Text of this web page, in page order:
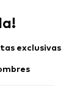
exclusivas